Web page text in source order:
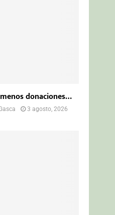
donaciones…
3 agosto, 2026